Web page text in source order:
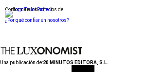
Conforme a los criterios de
¿Por qué confiar en nosotros?
Una publicación de:20 MINUTOS EDITORA, S.L.